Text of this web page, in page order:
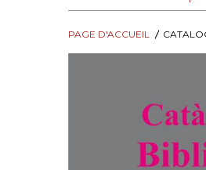
À PROPOS DE
CONGRÈS &
SALONS
PAGE D'ACCUEIL